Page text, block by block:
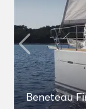
Beneteau